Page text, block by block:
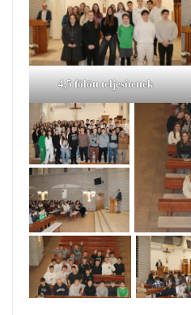
4,5 fölött teljesítettek